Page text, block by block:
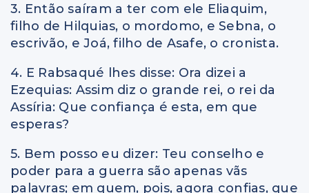
3. Então saíram a ter com ele Eliaquim,
filho de Hilquias, o mordomo, e Sebna, o
escrivão, e Joá, filho de Asafe, o cronista.
4. E Rabsaqué lhes disse: Ora dizei a
Ezequias: Assim diz o grande rei, o rei da
Assíria: Que confiança é esta, em que
esperas?
5. Bem posso eu dizer: Teu conselho e
poder para a guerra são apenas vãs
palavras; em quem, pois, agora confias, que